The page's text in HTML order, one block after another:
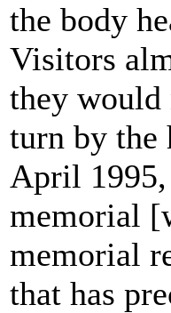
the body
Visitors
they would
turn by the
April 1995,
memorial
memorial
that has